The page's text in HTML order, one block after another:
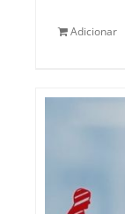
Adicionar